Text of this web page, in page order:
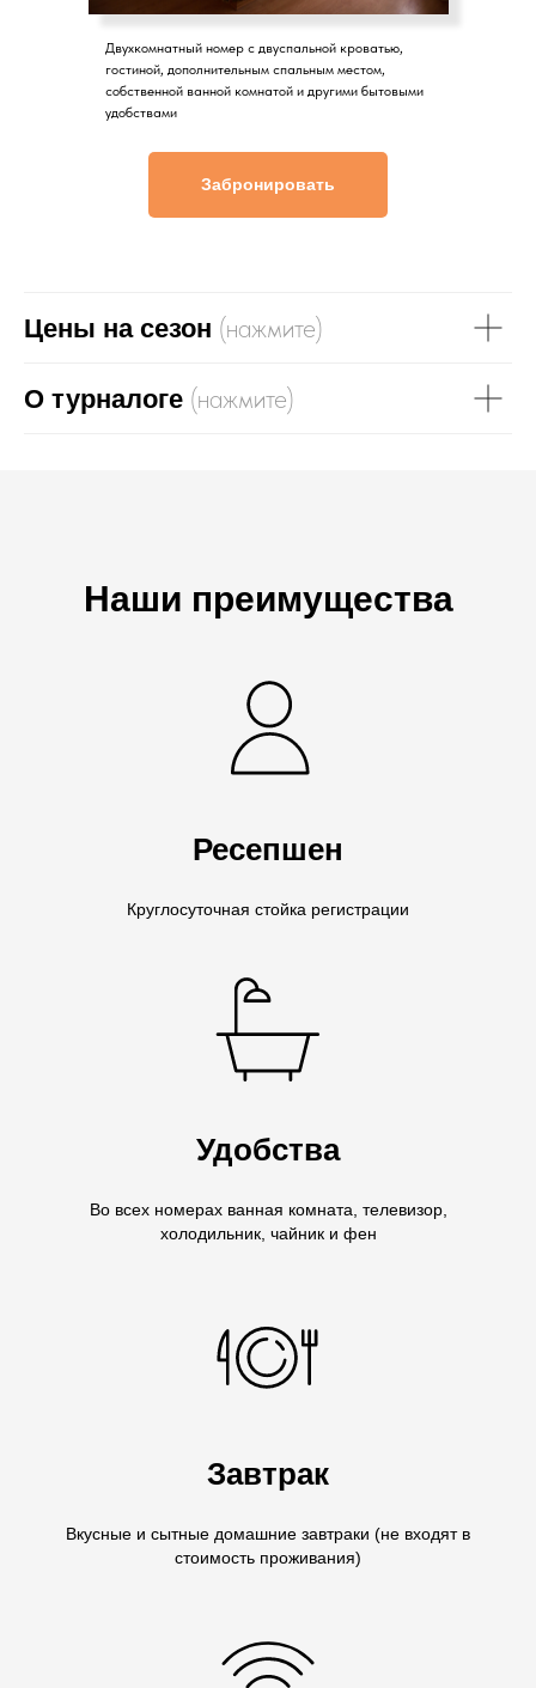
Двухкомнатный номер с двуспальной кроватью,
гостиной, дополнительным спальным местом,
собственной ванной комнатой и другими бытовыми
удобствами
Забронировать
Цены на сезон (нажмите)
О турналоге (нажмите)
Наши преимущества
Ресепшен
Круглосуточная стойка регистрации
Удобства
Во всех номерах ванная комната, телевизор,
холодильник, чайник и фен
Завтрак
Вкусные и сытные домашние завтраки (не входят в
стоимость проживания)